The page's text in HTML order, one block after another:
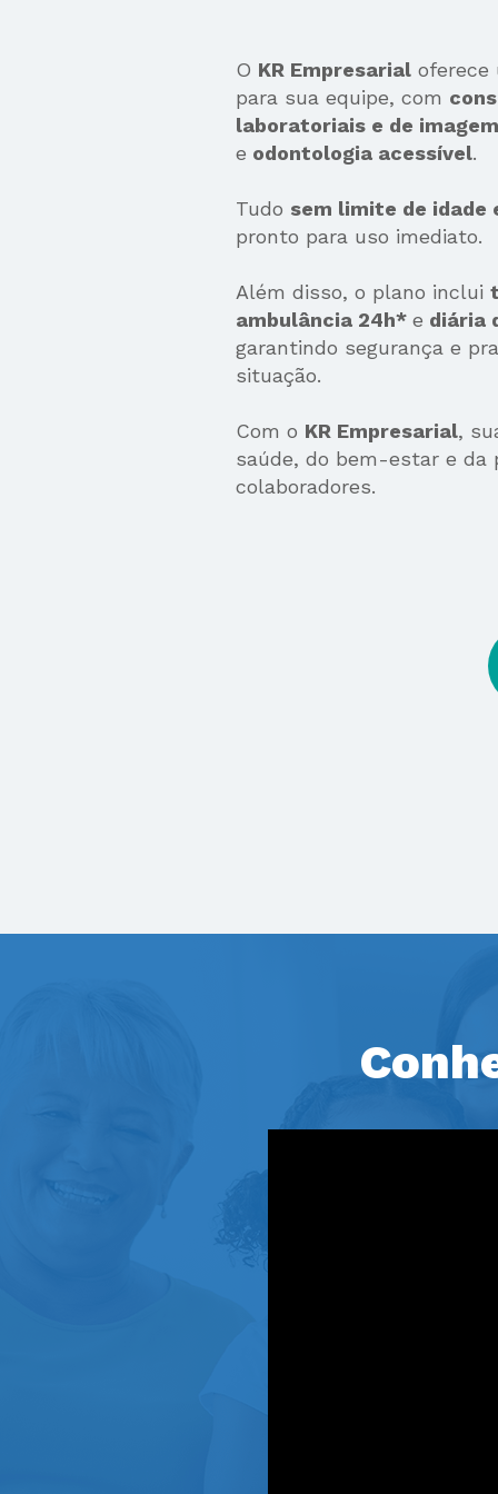
O KR Empresarial oferece
para sua equipe, com
laboratoriais e de imagem
e odontologia acessível.
Tudo sem limite de idade
pronto para uso imediato.
Além disso, o plano inclui
ambulância 24h* e diária
garantindo segurança e
situação.
Com o KR Empresarial,
saúde, do bem-estar e da
colaboradores.